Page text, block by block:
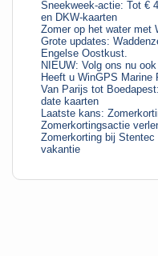
Sneekweek-actie: Tot €
en DKW-kaarten
Zomer op het water met
Grote updates:
Engelse Oostkust.
NIEUW: Volg ons nu
Heeft u WinGPS Marine
Van Parijs tot
date kaarten
Laatste kans:
Zomerkortingsactie
Zomerkorting bij
vakantie